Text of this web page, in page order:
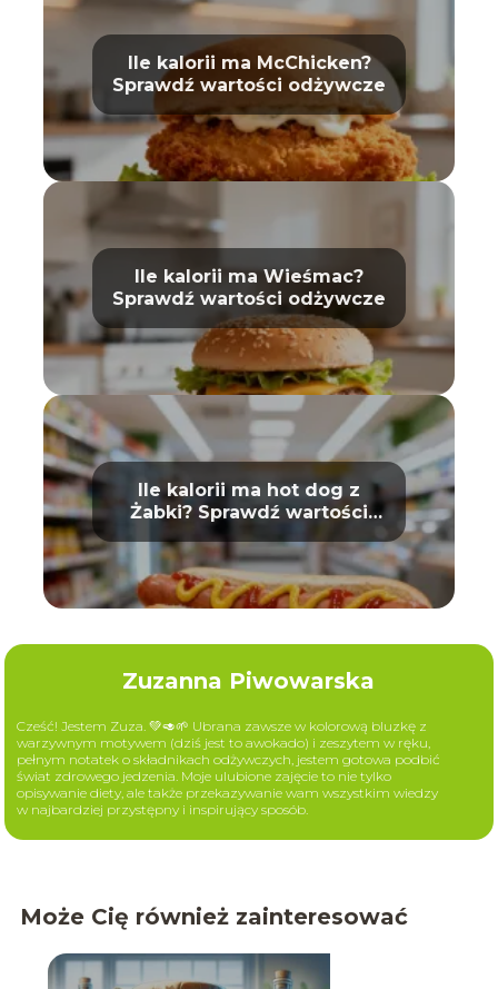
Ile kalorii ma McChicken?
Sprawdź wartości odżywcze
Ile kalorii ma Wieśmac?
Sprawdź wartości odżywcze
Ile kalorii ma hot dog z
Żabki? Sprawdź wartości
odżywcze
Zuzanna Piwowarska
Cześć! Jestem Zuza. 💚🥑🌱 Ubrana zawsze w kolorową bluzkę z
warzywnym motywem (dziś jest to awokado) i zeszytem w ręku,
pełnym notatek o składnikach odżywczych, jestem gotowa podbić
świat zdrowego jedzenia. Moje ulubione zajęcie to nie tylko
opisywanie diety, ale także przekazywanie wam wszystkim wiedzy
w najbardziej przystępny i inspirujący sposób.
Może Cię również zainteresować